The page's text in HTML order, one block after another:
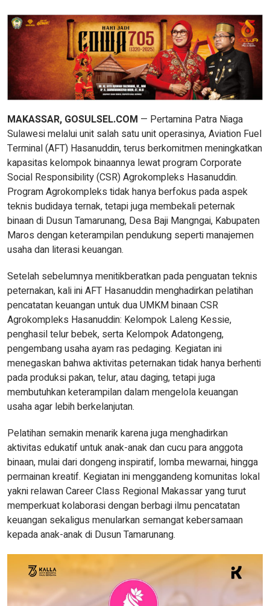
MAKASSAR, GOSULSEL.COM — Pertamina Patra Niaga
Sulawesi melalui unit salah satu unit operasinya, Aviation Fuel
Terminal (AFT) Hasanuddin, terus berkomitmen meningkatkan
kapasitas kelompok binaannya lewat program Corporate
Social Responsibility (CSR) Agrokompleks Hasanuddin.
Program Agrokompleks tidak hanya berfokus pada aspek
teknis budidaya ternak, tetapi juga membekali peternak
binaan di Dusun Tamarunang, Desa Baji Mangngai, Kabupaten
Maros dengan keterampilan pendukung seperti manajemen
usaha dan literasi keuangan.
Setelah sebelumnya menitikberatkan pada penguatan teknis
peternakan, kali ini AFT Hasanuddin menghadirkan pelatihan
pencatatan keuangan untuk dua UMKM binaan CSR
Agrokompleks Hasanuddin: Kelompok Laleng Kessie,
penghasil telur bebek, serta Kelompok Adatongeng,
pengembang usaha ayam ras pedaging. Kegiatan ini
menegaskan bahwa aktivitas peternakan tidak hanya berhenti
pada produksi pakan, telur, atau daging, tetapi juga
membutuhkan keterampilan dalam mengelola keuangan
usaha agar lebih berkelanjutan.
Pelatihan semakin menarik karena juga menghadirkan
aktivitas edukatif untuk anak-anak dan cucu para anggota
binaan, mulai dari dongeng inspiratif, lomba mewarnai, hingga
permainan kreatif. Kegiatan ini menggandeng komunitas lokal
yakni relawan Career Class Regional Makassar yang turut
memperkuat kolaborasi dengan berbagi ilmu pencatatan
keuangan sekaligus menularkan semangat kebersamaan
kepada anak-anak di Dusun Tamarunang.